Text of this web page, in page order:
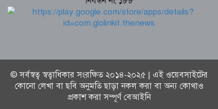
আবির্ভাব তিথি আজ
© সর্বস্বত্ব স্বত্বাধিকার সংরক্ষিত ২০১৪-২০২৫ | এই ওয়েবসাইটের
কোনো লেখা বা ছবি অনুমতি ছাড়া নকল করা বা অন্য কোথাও
প্রকাশ করা সম্পূর্ণ বেআইনি